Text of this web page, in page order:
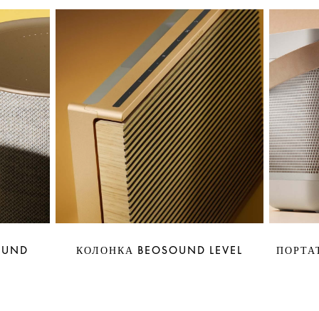
КОЛОНКА BEOSOUND LEVEL